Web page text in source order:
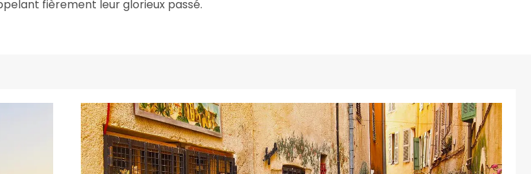
fièrement leur glorieux passé.